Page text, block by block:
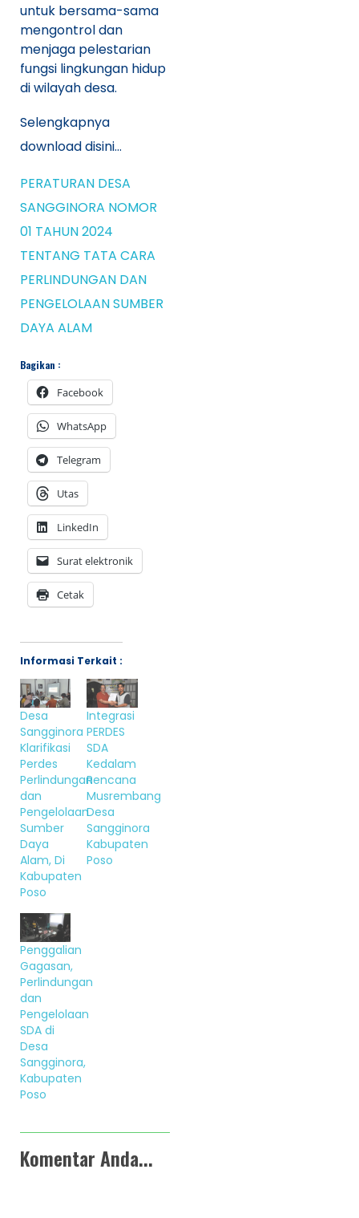
untuk bersama-sama
mengontrol dan
menjaga pelestarian
fungsi lingkungan hidup
di wilayah desa.
Selengkapnya
download disini…
PERATURAN DESA
SANGGINORA NOMOR
01 TAHUN 2024
TENTANG TATA CARA
PERLINDUNGAN DAN
PENGELOLAAN SUMBER
DAYA ALAM
Bagikan :
Facebook
WhatsApp
Telegram
Utas
LinkedIn
Surat elektronik
Cetak
Informasi Terkait :
Desa
Sangginora
Klarifikasi
Perdes
Perlindungan
dan
Pengelolaan
Sumber
Daya
Alam, Di
Kabupaten
Poso
Integrasi
PERDES
SDA
Kedalam
Rencana
Musrembang
Desa
Sangginora
Kabupaten
Poso
Penggalian
Gagasan,
Perlindungan
dan
Pengelolaan
SDA di
Desa
Sangginora,
Kabupaten
Poso
Komentar Anda...